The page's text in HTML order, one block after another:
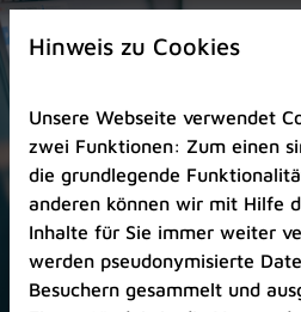
Zur
Startseite
Zum
Seitenanfang
springen
(Schnelltaste
A)
Zur
Navigation/Menü
Hinweis zu Cookies
Unsere Webseite verwendet
zwei Funktionen: Zum einen
die grundlegende
anderen können wir mit Hilfe
Inhalte für Sie immer weiter
werden pseudonymisierte
Besuchern gesammelt und